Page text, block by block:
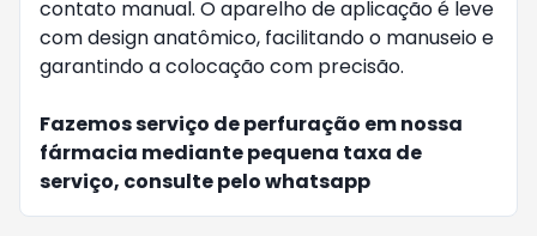
contato manual. O aparelho de aplicação é leve
com design anatômico, facilitando o manuseio e
garantindo a colocação com precisão.
Fazemos serviço de perfuração em nossa
fármacia mediante pequena taxa de
serviço, consulte pelo whatsapp